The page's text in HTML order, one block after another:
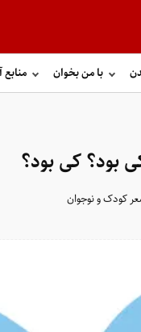
با من بخوان
بود؟ کی بود؟
کودک و نوجوان